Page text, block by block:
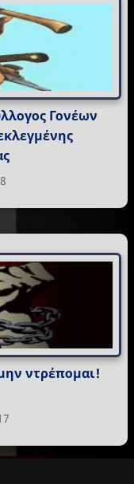
Γονέων
ντρέπομαι!